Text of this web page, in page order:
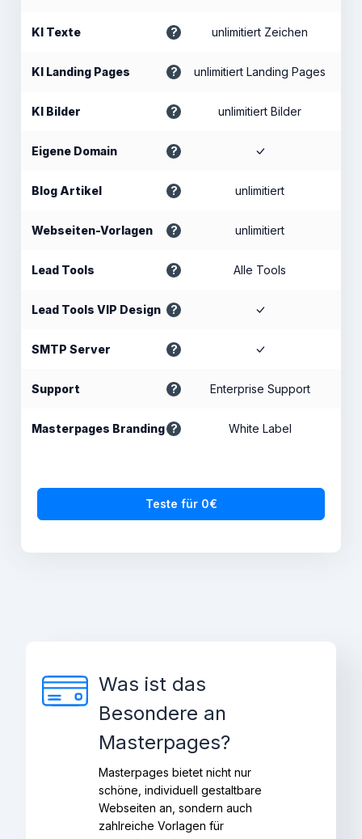
KI Texte unlimitiert Zeichen
KI Landing Pages unlimitiert Landing Pages
KI Bilder unlimitiert Bilder
Eigene Domain
Blog Artikel unlimitiert
Webseiten-Vorlagen unlimitiert
Lead Tools Alle Tools
Lead Tools VIP Design
SMTP Server
Support Enterprise Support
Masterpages Branding White Label
Teste für 0€
Was ist das
Besondere an
Masterpages?
Masterpages bietet nicht nur
schöne, individuell gestaltbare
Webseiten an, sondern auch
zahlreiche Vorlagen für